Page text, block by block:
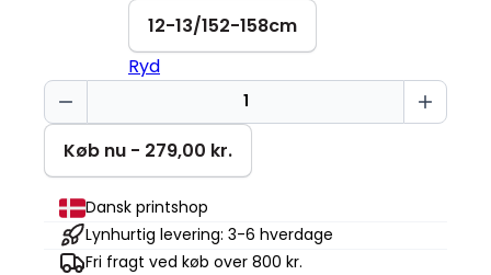
12-13/152-158cm
Ryd
Pausede
mit
spil
Mini
Cruiser
2.0
antal
Køb nu - 279,00 kr.
Dansk printshop
Lynhurtig levering: 3-6 hverdage
Fri fragt ved køb over 800 kr.